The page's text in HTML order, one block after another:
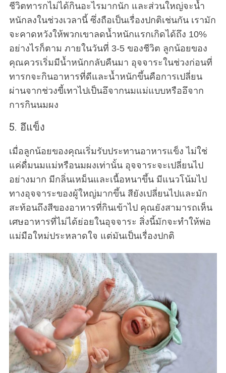
ชีวิตทารกไม่ได้กินอะไรมากนัก และส่วนใหญ่จะน้ำ
หนักลงในช่วงเวลานี้ ซึ่งถือเป็นเรื่องปกติเช่นกัน เรามัก
จะคาดหวังให้พวกเขาลดน้ำหนักแรกเกิดได้ถึง 10%
อย่างไรก็ตาม ภายในวันที่ 3-5 ของชีวิต ลูกน้อยของ
คุณควรเริ่มมีน้ำหนักกลับคืนมา อุจจาระในช่วงก่อนที่
ทารกจะกินอาหารที่ดีและน้ำหนักขึ้นคือการเปลี่ยน
ผ่านจากช่วงขี้เทาไปเป็นอึจากนมแม่แบบหรืออึจาก
การกินนมผง
5. อึแข็ง
เมื่อลูกน้อยของคุณเริ่มรับประทานอาหารแข็ง ไม่ใช่
แค่ดื่มนมแม่หรือนมผงเท่านั้น อุจจาระจะเปลี่ยนไป
อย่างมาก มีกลิ่นเหม็นและเนื้อหนาขึ้น มีแนวโน้มไป
ทางอุจจาระของผู้ใหญ่มากขึ้น สียังเปลี่ยนไปและมัก
สะท้อนถึงสีของอาหารที่กินเข้าไป คุณยังสามารถเห็น
เศษอาหารที่ไม่ได้ย่อยในอุจจาระ สิ่งนี้มักจะทำให้พ่อ
แม่มือใหม่ประหลาดใจ แต่มันเป็นเรื่องปกติ